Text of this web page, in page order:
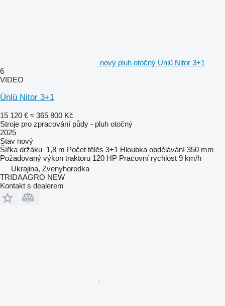
nový pluh otočný Ünlü Nitor 3+1
6
VIDEO
Ünlü Nitor 3+1
15 120 € ≈ 365 800 Kč
Stroje pro zpracování půdy - pluh otočný
2025
Stav nový
Šířka držáku 1,8 m Počet tělěs 3+1 Hloubka obdělávání 350 mm
Požadovaný výkon traktoru 120 HP Pracovní rychlost 9 km/h
Ukrajina, Zvenyhorodka
TRIDAAGRO NEW
Kontakt s dealerem